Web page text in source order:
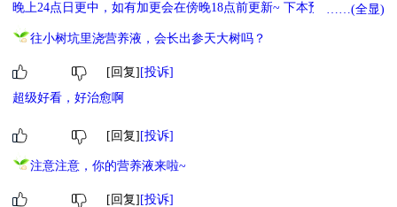
晚上24点日更中，如有加更会在傍晚18点前更新~ 下本预收，请大力
收藏~ 《兔兔我啊，继承灵田啦》 已完结旧文~ 《兔兔要当大剑仙》
《捕获造物主X1（快穿）》 《布丁兽招工啦！》 《小兔捕快来帮
忙》 《气运之子的炮灰师兄（穿书）》
……(全显)
往小树坑里浇营养液，会长出参天大树吗？
[回复] [投诉]
超级好看，好治愈啊
[回复] [投诉]
注意注意，你的营养液来啦~
[回复] [投诉]